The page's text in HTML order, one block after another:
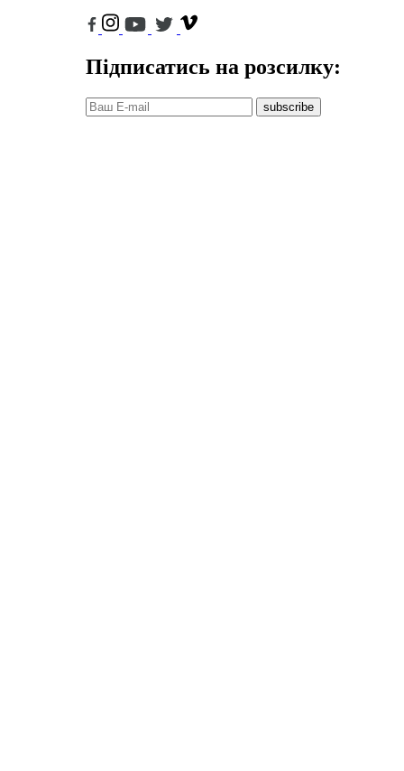
Підписатись на розсилку:
subscribe